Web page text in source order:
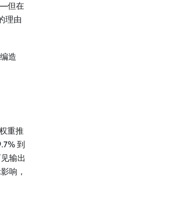
但在
理由
造
重推
到
输出
响，